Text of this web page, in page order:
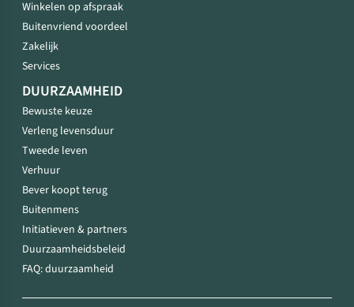
Winkelen op afspraak
Buitenvriend voordeel
Zakelijk
Services
DUURZAAMHEID
Bewuste keuze
Verleng levensduur
Tweede leven
Verhuur
Bever koopt terug
Buitenmens
Initiatieven & partners
Duurzaamheidsbeleid
FAQ: duurzaamheid